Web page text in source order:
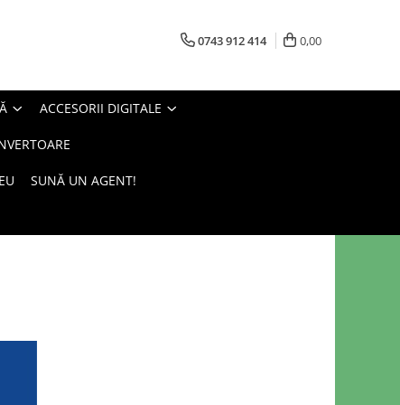
0743 912 414 0,00
ACCESORII DIGITALE
SUNĂ UN AGENT!